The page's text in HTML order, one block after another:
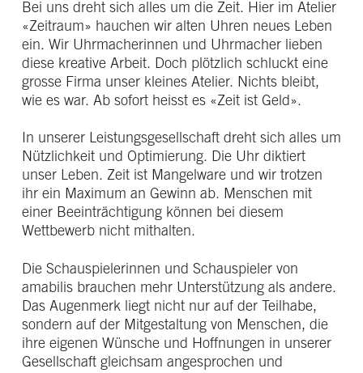
Bei uns dreht sich alles um die Zeit. Hier im Atelier
«Zeitraum» hauchen wir alten Uhren neues Leben
ein. Wir Uhrmacherinnen und Uhrmacher lieben
diese kreative Arbeit. Doch plötzlich schluckt eine
grosse Firma unser kleines Atelier. Nichts bleibt,
wie es war. Ab sofort heisst es «Zeit ist Geld».
In unserer Leistungsgesellschaft dreht sich alles um
Nützlichkeit und Optimierung. Die Uhr diktiert
unser Leben. Zeit ist Mangelware und wir trotzen
ihr ein Maximum an Gewinn ab. Menschen mit
einer Beeinträchtigung können bei diesem
Wettbewerb nicht mithalten.
Die Schauspielerinnen und Schauspieler von
amabilis brauchen mehr Unterstützung als andere.
Das Augenmerk liegt nicht nur auf der Teilhabe,
sondern auf der Mitgestaltung von Menschen, die
ihre eigenen Wünsche und Hoffnungen in unserer
Gesellschaft gleichsam angesprochen und